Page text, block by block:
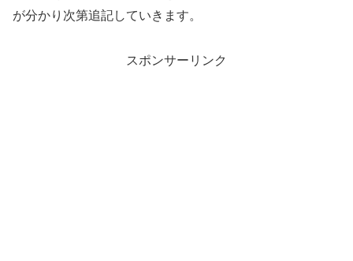
が分かり次第追記していきます。
スポンサーリンク